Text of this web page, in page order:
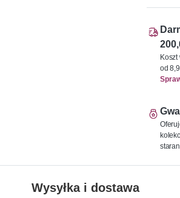
Koszt
od
Wysyłka i dostawa